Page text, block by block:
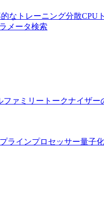
なトレーニング分散CPU
メータ検索
ファミリー トークナイザー
ラインプロセッサー量子化